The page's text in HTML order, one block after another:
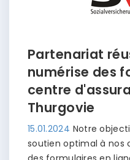
Partenariat
numérise des
centre
Thurgovie
15.01.2024 Notre
soutien optimal à nos